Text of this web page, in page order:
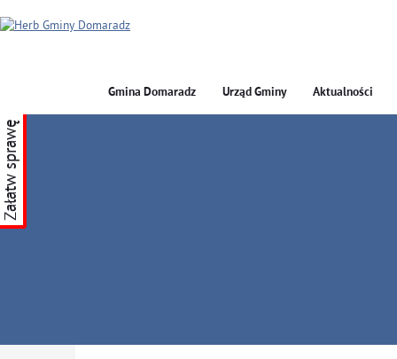
GMINA DOMARADZ
Gmina Domaradz Urząd Gminy Aktualności
Załatw sprawę